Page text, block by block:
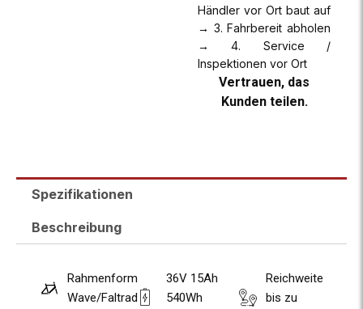
Händler vor Ort baut auf
→ 3. Fahrbereit abholen
→ 4. Service /
Inspektionen vor Ort
Vertrauen, das
Kunden teilen.
Spezifikationen
Beschreibung
Rahmenform
Wave/Faltrad
36V 15Ah
540Wh
Reichweite
bis zu